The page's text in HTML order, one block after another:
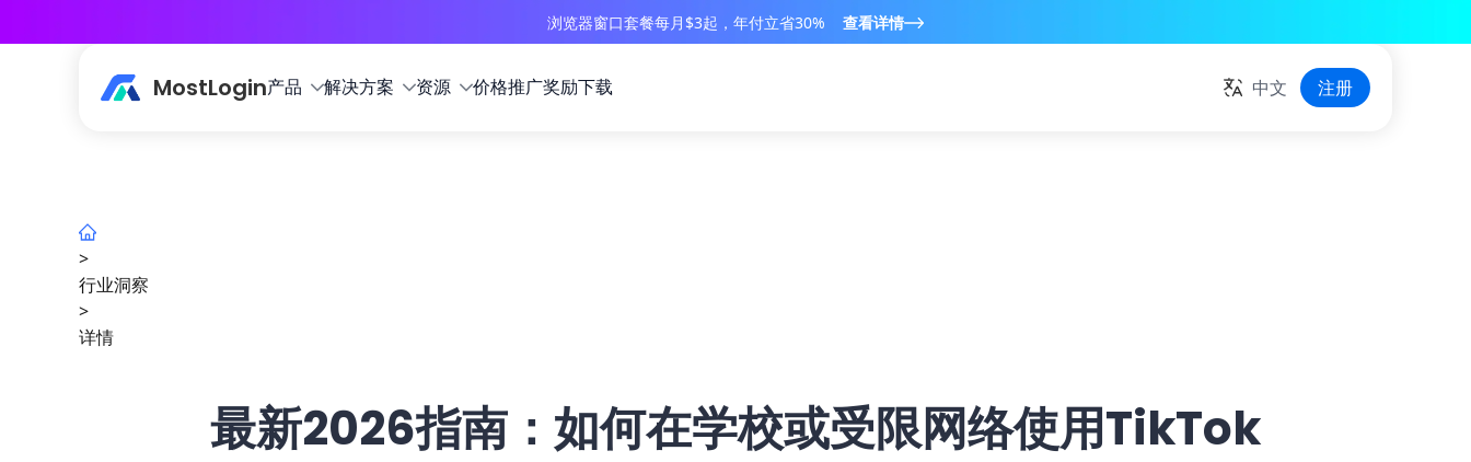
浏览器窗口套餐每月$3起，年付立省30% 查看详情
MostLogin产品 解决方案 资源 价格推广奖励下载 中文 注册
>
行业洞察
>
详情
最新2026指南：如何在学校或受限网络使用TikTok